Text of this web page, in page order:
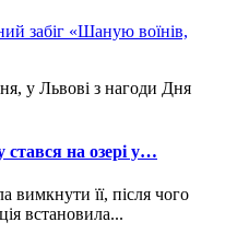
у Львові з нагоди Дня
стався на озері у…
вимкнути її, після чого
встановила...